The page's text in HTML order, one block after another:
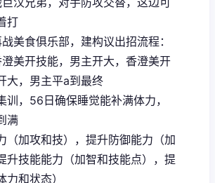
打
美食俱乐部，建构议出招流程：
美开技能，男主开大，香澄美开
大，男主平a到最终
训，56日确保睡觉能补满体力，
满
（加攻和技），提升防御能力（加
升技能能力（加智和技能点），提
和状态）